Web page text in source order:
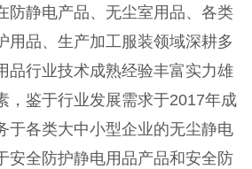
防静电产品、无尘室用品、各类
用品、生产加工服装领域深耕多
品行业技术成熟经验丰富实力雄
，鉴于行业发展需求于2017年成
于各类大中小型企业的无尘静电
安全防护静电用品产品和安全防